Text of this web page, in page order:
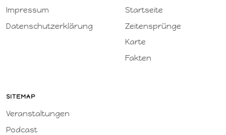
Impressum
Datenschutzerklärung
Startseite
Zeitensprünge
Karte
Fakten
SITEMAP
Veranstaltungen
Podcast